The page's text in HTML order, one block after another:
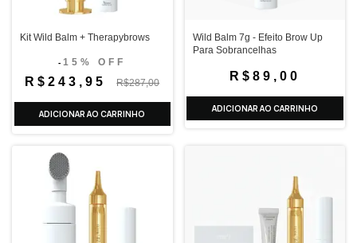
Kit Wild Balm + Therapybrows
- 15% OFF
R$243,95 R$287,00
Wild Balm 7g - Efeito Brow Up
Para Sobrancelhas
R$89,00